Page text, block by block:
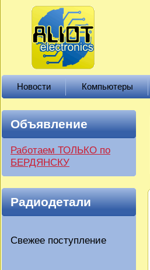
Новости Компьютеры
Объявление
Работаем ТОЛЬКО по
БЕРДЯНСКУ
Радиодетали
Свежее поступление